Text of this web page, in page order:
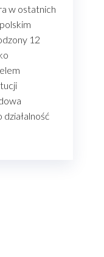
w ostatnich
12